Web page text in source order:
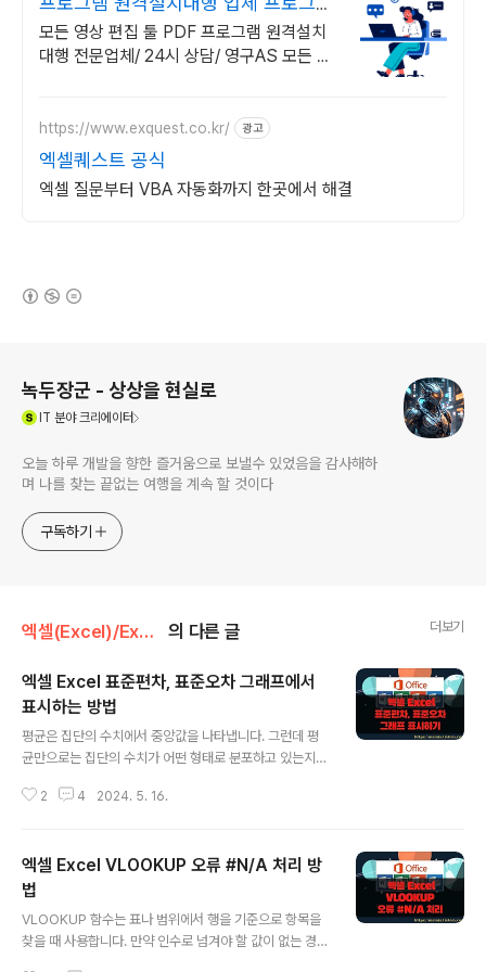
원격설치대행 전문
모든 영상 편집 툴 PDF 프로그램 원격설치
대행 전문업체/ 24시 상담/ 영구AS 모든 영
https://www.exquest.co.kr/ 광고
엑셀퀘스트 공식
엑셀 질문부터 VBA 자동화까지 한곳에서 해결
녹두장군 - 상상을 현실로
IT 분야 크리에이터
오늘 하루 개발을 향한 즐거움으로 보낼수 있었음을 감사해하
며 나를 찾는 끝없는 여행을 계속 할 것이다
구독하기
엑셀(Excel)/Excel 의 다른 글 더보기
엑셀 Excel 표준편차, 표준오차 그래프에서
표시하는 방법
평균은 집단의 수치에서 중앙값을 나타냅니다. 그런데 평
균만으로는 집단의 수치가 어떤 형태로 분포하고 있는지
해 있는 집단의 평균이 같을 수 있으니까요. 이 두 집단에서
까요? 우리가 통계를 낼 때 모집단(전체개수) 에서 표본을
뽑아 계산에 이용하는데, 그것을 “표본집단” 이라고 합니
다. 이런 표본집단을 모집단에서 여러 개 추출하는 것입니
다. 이런 표본집단 간의 편차가 “표본오차”인 것입니
2 4 2024. 5. 16.
엑셀 Excel VLOOKUP 오류 #N/A 처리 방
법
VLOOKUP 함수는 표나 범위에서 행을 기준으로 항목을
찾을 때 사용합니다. 만약 인수로 넘겨야 할 값이 없는 경우